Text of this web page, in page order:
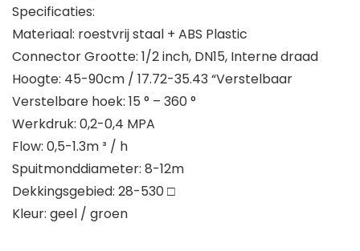
Specificaties:
Materiaal: roestvrij staal + ABS Plastic
Connector Grootte: 1/2 inch, DN15, Interne draad
Hoogte: 45-90cm / 17.72-35.43 “Verstelbaar
Verstelbare hoek: 15 ° – 360 °
Werkdruk: 0,2-0,4 MPA
Flow: 0,5-1.3m ³ / h
Spuitmonddiameter: 8-12m
Dekkingsgebied: 28-530 □
Kleur: geel / groen